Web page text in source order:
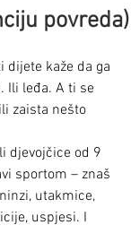
povreda)
dijete kaže da ga
Ili leđa. A ti se
zaista nešto
djevojčice od 9
sportom – znaš
utakmice,
uspjesi. I